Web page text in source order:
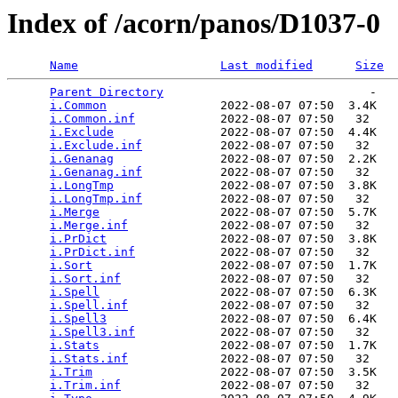
Index of /acorn/panos/D1037-0
Name Last modified Size
Parent Directory
                             -
i.Common
                2022-08-07 07:50  3.4K
i.Common.inf
            2022-08-07 07:50   32
i.Exclude
               2022-08-07 07:50  4.4K
i.Exclude.inf
           2022-08-07 07:50   32
i.Genanag
               2022-08-07 07:50  2.2K
i.Genanag.inf
           2022-08-07 07:50   32
i.LongTmp
               2022-08-07 07:50  3.8K
i.LongTmp.inf
           2022-08-07 07:50   32
i.Merge
                 2022-08-07 07:50  5.7K
i.Merge.inf
             2022-08-07 07:50   32
i.PrDict
                2022-08-07 07:50  3.8K
i.PrDict.inf
            2022-08-07 07:50   32
i.Sort
                  2022-08-07 07:50  1.7K
i.Sort.inf
              2022-08-07 07:50   32
i.Spell
                 2022-08-07 07:50  6.3K
i.Spell.inf
             2022-08-07 07:50   32
i.Spell3
                2022-08-07 07:50  6.4K
i.Spell3.inf
            2022-08-07 07:50   32
i.Stats
                 2022-08-07 07:50  1.7K
i.Stats.inf
             2022-08-07 07:50   32
i.Trim
                  2022-08-07 07:50  3.5K
i.Trim.inf
              2022-08-07 07:50   32